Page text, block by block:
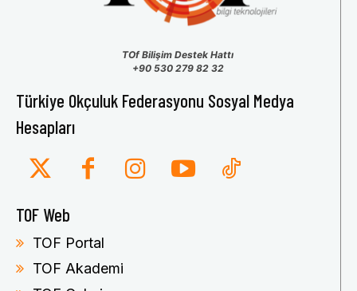
TOf Bilişim Destek Hattı
+90 530 279 82 32
Türkiye Okçuluk Federasyonu Sosyal Medya
Hesapları
TOF Web
TOF Portal
TOF Akademi